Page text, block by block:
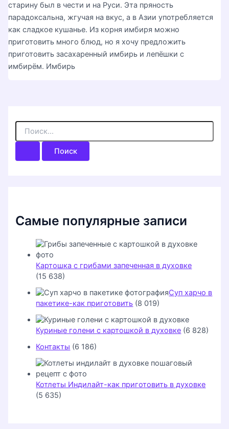
старину был в чести и на Руси. Эта пряность
парадоксальна, жгучая на вкус, а в Азии употребляется
как сладкое кушанье. Из корня имбиря можно
приготовить много блюд, но я хочу предложить
приготовить засахаренный имбирь и лепёшки с
имбирём. Имбирь
П
и
Самые популярные записи
Картошка с грибами запеченная в духовке
(15 638)
Суп харчо в
пакетике-как приготовить (8 019)
Куриные голени с картошкой в духовке (6 828)
Контакты (6 186)
Котлеты Индилайт-как приготовить в духовке
(5 635)